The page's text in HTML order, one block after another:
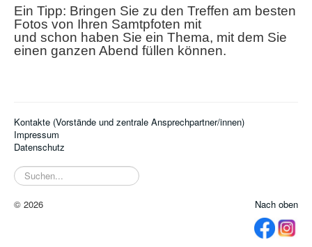
Ein Tipp: Bringen Sie zu den Treffen am besten
Fotos von Ihren Samtpfoten mit
und schon haben Sie ein Thema, mit dem Sie
einen ganzen Abend füllen können.
Kontakte (Vorstände und zentrale Ansprechpartner/innen)
Impressum
Datenschutz
Suchen...
Nach oben
© 2026